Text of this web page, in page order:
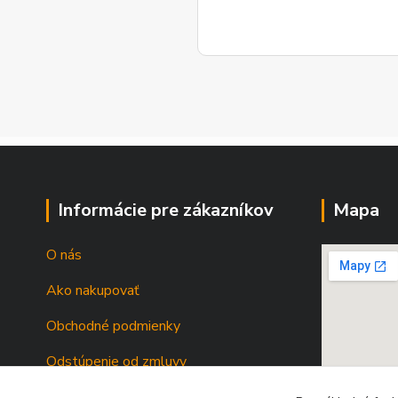
Informácie pre zákazníkov
O nás
Ako nakupovať
Obchodné podmienky
Odstúpenie od zmluvy
Mapa